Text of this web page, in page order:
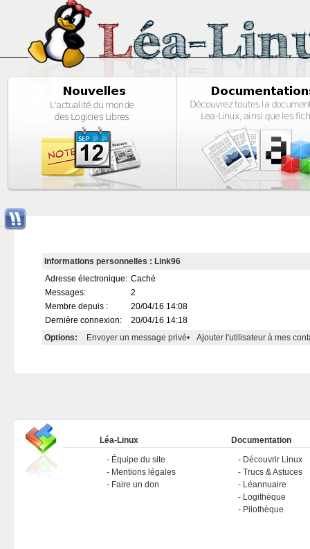
Informations personnelles : Link96
Adresse électronique: Caché
Messages:
2
Membre depuis :
20/04/16 14:08
Dernière connexion:
20/04/16 14:18
Options:
Envoyer un message privé• Ajouter l'utilisateur à mes
Léa-Linux
Équipe du site
Mentions légales
Faire un don
Documentation
Découvrir Linux
Trucs & Astuces
Léannuaire
Logithèque
Pilothèque